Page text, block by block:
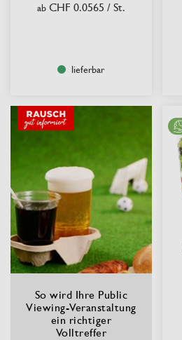
ab CHF 0.0565 / St.
lieferbar
So wird Ihre Public
Viewing-Veranstaltung
ein richtiger
Volltreffer